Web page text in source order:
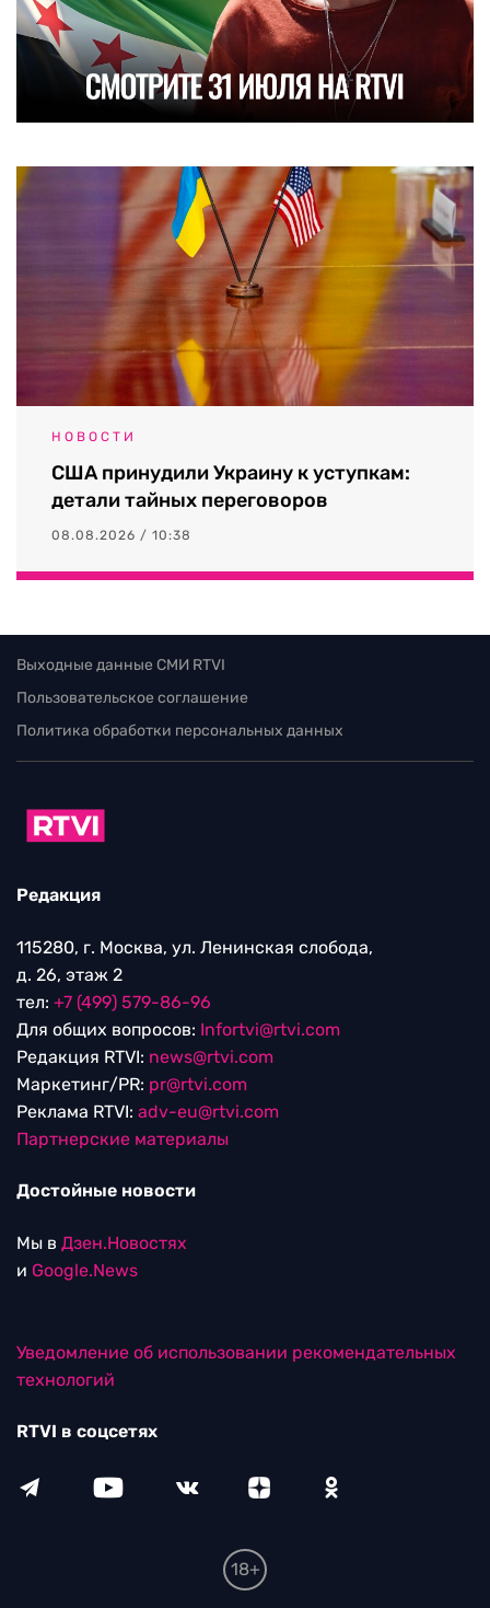
НОВОСТИ
США принудили Украину к уступкам:
детали тайных переговоров
08.08.2026 / 10:38
Выходные данные СМИ RTVI
Пользовательское соглашение
Политика обработки персональных данных
Редакция
115280, г. Москва, ул. Ленинская слобода,
д. 26, этаж 2
тел: +7 (499) 579-86-96
Для общих вопросов: Infortvi@rtvi.com
Редакция RTVI: news@rtvi.com
Маркетинг/PR: pr@rtvi.com
Реклама RTVI: adv-eu@rtvi.com
Партнерские материалы
Достойные новости
Мы в Дзен.Новостях
и Google.News
Уведомление об использовании рекомендательных
технологий
RTVI в соцсетях
18+